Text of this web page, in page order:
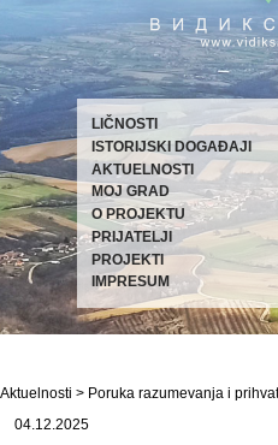
LIČNOSTI
ISTORIJSKI DOGAĐAJI
AKTUELNOSTI
MOJ GRAD
O PROJEKTU
PRIJATELJI
PROJEKTI
IMPRESUM
Aktuelnosti > Poruka razumevanja i
04.12.2025